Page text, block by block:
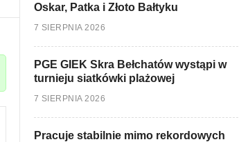
Oskar, Patka i Złoto Bałtyku
7 SIERPNIA 2026
PGE GIEK Skra Bełchatów wystąpi w
turnieju siatkówki plażowej
7 SIERPNIA 2026
Pracuje stabilnie mimo rekordowych